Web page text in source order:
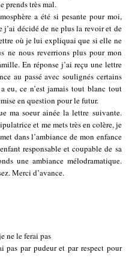
prends très mal.
a été si pesante pour moi,
décidé de ne plus la revoir et de
où je lui expliquai que si elle ne
ne nous reverrions plus pour mon
En réponse j’ai reçu une lettre
au passé avec soulignés certains
eu, ce n’est jamais tout blanc tout
en question pour le futur.
ma soeur ainée la lettre suivante.
et me mets très en colère, je
dans l’ambiance de mon enfance
responsable et coupable de sa
une ambiance mélodramatique.
Merci d’avance.
ne le ferai pas
par pudeur et par respect pour